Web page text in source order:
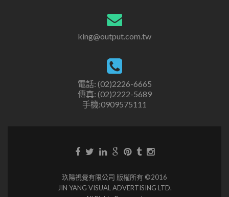
king@output.com.tw
電話: (02)2226-6665
傳真: (02)2222-5689
手機:0909575111
玖陽視覺有限公司 版權所有 ©2016
JIN YANG VISUAL ADVERTISING LTD.